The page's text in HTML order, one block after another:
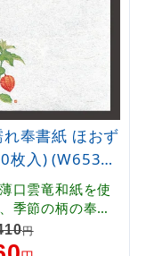
書紙 ほおず
口雲竜和紙を使
季節の柄の奉書
薄口のため透過
、掛紙として、
円